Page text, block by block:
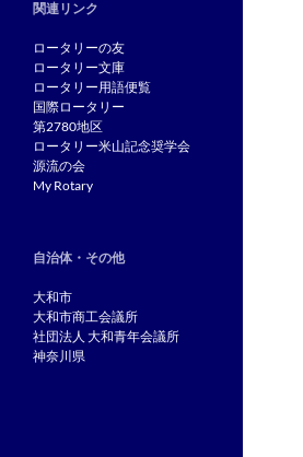
関連リンク
ロータリーの友
ロータリー文庫
ロータリー用語便覧
国際ロータリー
第2780地区
ロータリー米山記念奨学会
源流の会
My Rotary
自治体・その他
大和市
大和市商工会議所
社団法人 大和青年会議所
神奈川県